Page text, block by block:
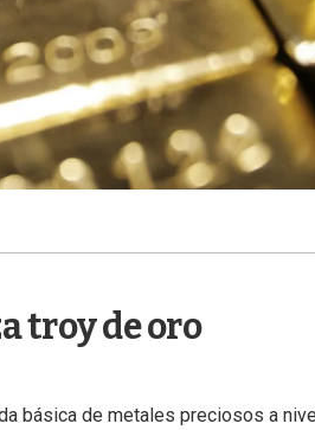
troy de oro
básica de metales preciosos a